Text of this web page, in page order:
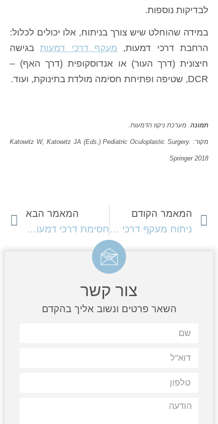
לבדיקות נוספות.
במידה שהוחלט שיש צורך בניתוח, אלו יכולים לכלול:
הרחבת דרכי דמעות, מעקף דרכי דמעותבגישה
חיצונית (דרך העור) או אנדוסקופית (דרך האף) –
DCR, שטיפה ופתיחת חסימה מולדת בתינוקת, ועוד.
תמונה . מערכת ניקוז הדמעות.
מקור: Katowitz W, Katowitz JA (Eds.) Pediatric Oculoplastic Surgery.
Springer 2018
המאמר הקודם
ניתוח מעקף דרכי דמעות Dacryocystorhinostomy – DCR
המאמר הבא
חסימת דרכי דמעות אצל ילדים ותינוקות
צור קשר
השאר פרטים ונשוב אליך בהקדם